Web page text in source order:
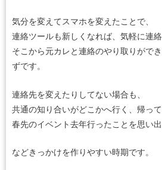
気分を変えてスマホを変えたことで、
連絡ツールも新しくなれば、気軽に連
そこから元カレと連絡のやり取りがで
ずです。
連絡先を変えたりしてない場合も、
共通の知り合いがどこかへ行く、帰って
春先のイベント去年行ったことを思い出
などきっかけを作りやすい時期です。